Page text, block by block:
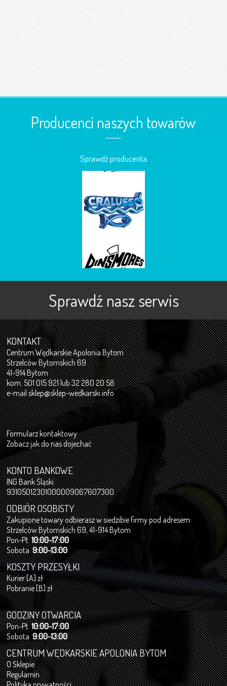
Producenci naszych towarów
Sprawdź producenta
Sprawdź nasz serwis
KONTAKT
Centrum Wędkarskie Apolonia Bytom
Strzelców Bytomskich 69
41-914 Bytom
kom. 501 015 921 lub 32 280 20 58
e-mailsklep@sklep-wedkarski.info
Formularz kontaktowy
Zobacz jak do nas dojechać
KONTO BANKOWE
ING Bank Śląski
93105012301000009067607300
ODBIÓR OSOBISTY
Zakupione towary odbierasz w siedzibie firmy pod adresem:
Strzelców Bytomskich 69, 41-914 Bytom
Pon-Pt10:00-17:00
Sobota9:00-13:00
KOSZTY PRZESYŁKI
Kurier [A] zł
Pobranie [B] zł
GODZINY OTWARCIA
Pon-Pt10:00-17:00
Sobota9:00-13:00
CENTRUM WĘDKARSKIE APOLONIA BYTOM
O Sklepie
Regulamin